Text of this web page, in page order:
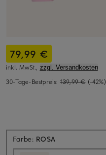
79,99 €
inkl. MwSt., zzgl. Versandkosten
30-Tage-Bestpreis: 139,99 € (-42%)
Farbe: ROSA